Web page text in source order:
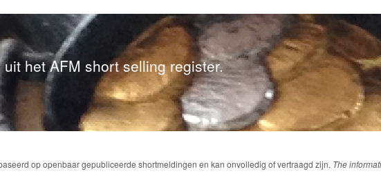
het AFM short selling register.
op openbaar gepubliceerde shortmeldingen en kan onvolledig of vertraagd zijn. The